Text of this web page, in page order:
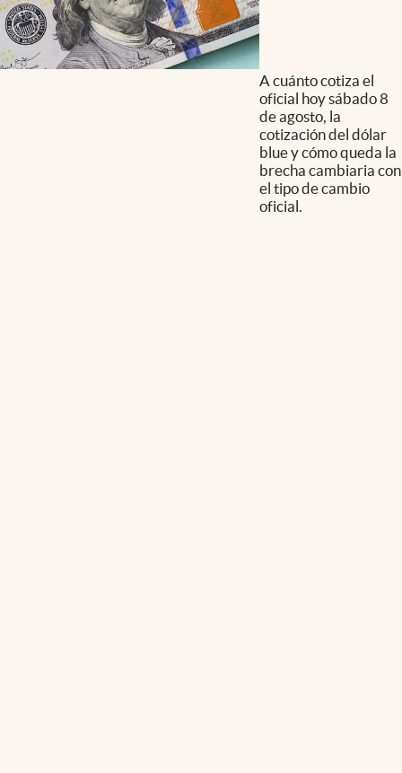
A cuánto cotiza el
oficial hoy sábado 8
de agosto, la
cotización del dólar
blue y cómo queda la
brecha cambiaria con
el tipo de cambio
oficial.